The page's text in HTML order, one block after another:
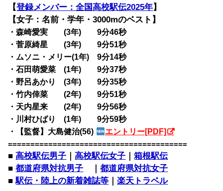
【登録メンバー：全国高校駅伝2025年】
【女子：名前・学年・3000mのベスト】
・森崎愛実 (3年) 9分46秒
・菅原綺星 (3年) 9分51秒
・ムソニ・メリー(1年) 9分14秒
・石田萌愛菜 (1年) 9分37秒
・野呂あかり (3年) 9分35秒
・竹内倖菜 (2年) 9分51秒
・天内星来 (2年) 9分56秒
・川村ひばり (1年) 9分59秒
・【監督】大島健治(56)
エントリー[PDF]
========================================
■高校駅伝男子 ｜高校駅伝女子 ｜箱根駅伝
■都道府県対抗男子 ｜都道府県対抗女子
■駅伝・陸上の新着雑誌等 ｜楽天トラベル